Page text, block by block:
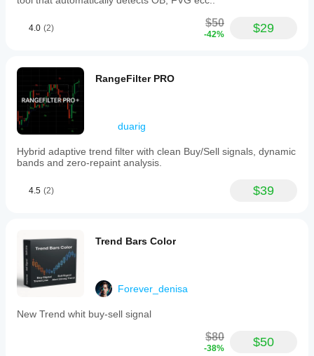
4.0 (2) $50
-42% $29
RangeFilter PRO
duarig
Hybrid adaptive trend filter with clean Buy/Sell signals, dynamic
bands and zero-repaint analysis.
4.5 (2) $39
Trend Bars Color
Forever_denisa
New Trend whit buy-sell signal
$80
-38% $50